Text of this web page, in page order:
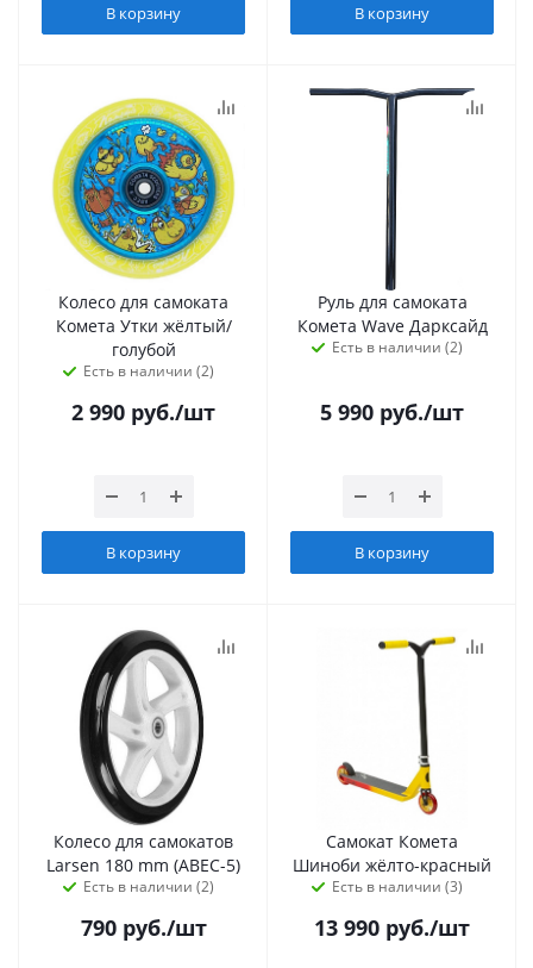
В корзину В корзину
Колесо для самоката
Комета Утки жёлтый/
голубой
Есть в наличии (2)
2 990 руб./шт
В корзину
Руль для самоката
Комета Wave Дарксайд
Есть в наличии (2)
5 990 руб./шт
В корзину
Колесо для самокатов
Larsen 180 mm (ABEC-5)
Есть в наличии (2)
790руб./шт
Самокат Комета
Шиноби жёлто-красный
Есть в наличии (3)
13 990 руб./шт